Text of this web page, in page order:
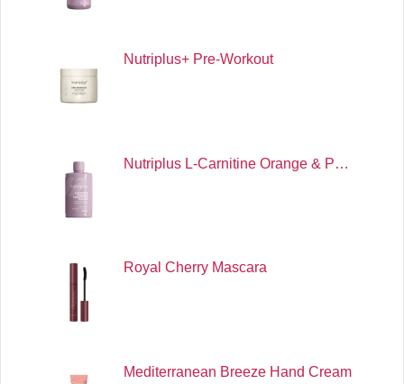
Nutriplus+ Pre-Workout
Nutriplus L-Carnitine Orange & P…
Royal Cherry Mascara
Mediterranean Breeze Hand Cream